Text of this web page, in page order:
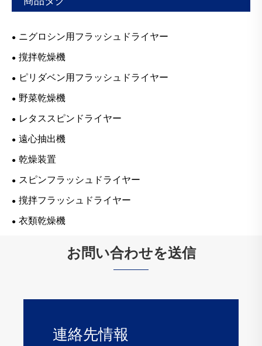
ニグロシン用フラッシュドライヤー
撹拌乾燥機
ピリダベン用フラッシュドライヤー
野菜乾燥機
レタススピンドライヤー
遠心抽出機
乾燥装置
スピンフラッシュドライヤー
撹拌フラッシュドライヤー
衣類乾燥機
お問い合わせを送信
連絡先情報